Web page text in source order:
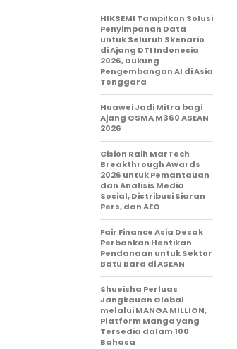
HIKSEMI Tampilkan Solusi
Penyimpanan Data
untuk Seluruh Skenario
di Ajang DTI Indonesia
2026, Dukung
Pengembangan AI di Asia
Tenggara
Huawei Jadi Mitra bagi
Ajang GSMA M360 ASEAN
2026
Cision Raih MarTech
Breakthrough Awards
2026 untuk Pemantauan
dan Analisis Media
Sosial, Distribusi Siaran
Pers, dan AEO
Fair Finance Asia Desak
Perbankan Hentikan
Pendanaan untuk Sektor
Batu Bara di ASEAN
Shueisha Perluas
Jangkauan Global
melalui MANGA MILLION,
Platform Manga yang
Tersedia dalam 100
Bahasa